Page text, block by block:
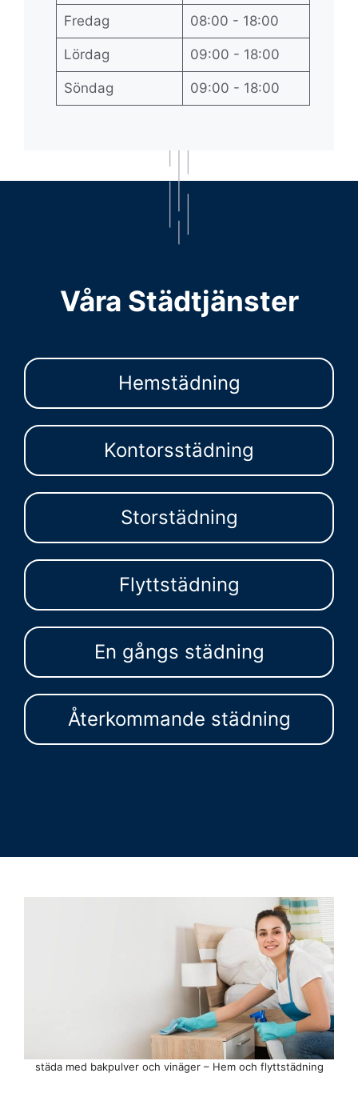
Fredag 08:00 - 18:00
Lördag 09:00 - 18:00
Söndag 09:00 - 18:00
Våra Städtjänster
Hemstädning
Kontorsstädning
Storstädning
Flyttstädning
En gångs städning
Återkommande städning
städa med bakpulver och vinäger – Hem och flyttstädning